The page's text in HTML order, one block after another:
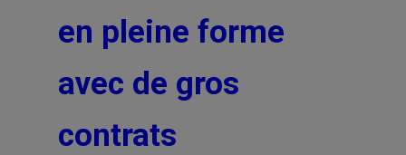
en pleine forme
avec de gros
contrats